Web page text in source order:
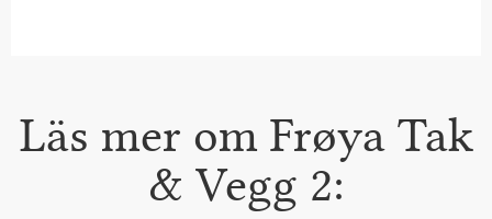
Läs mer om Frøya Tak
& Vegg 2: